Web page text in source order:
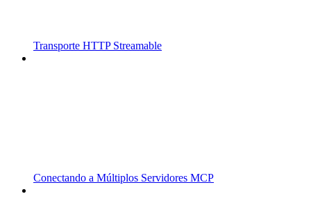
Transporte HTTP Streamable
Conectando a Múltiplos Servidores MCP